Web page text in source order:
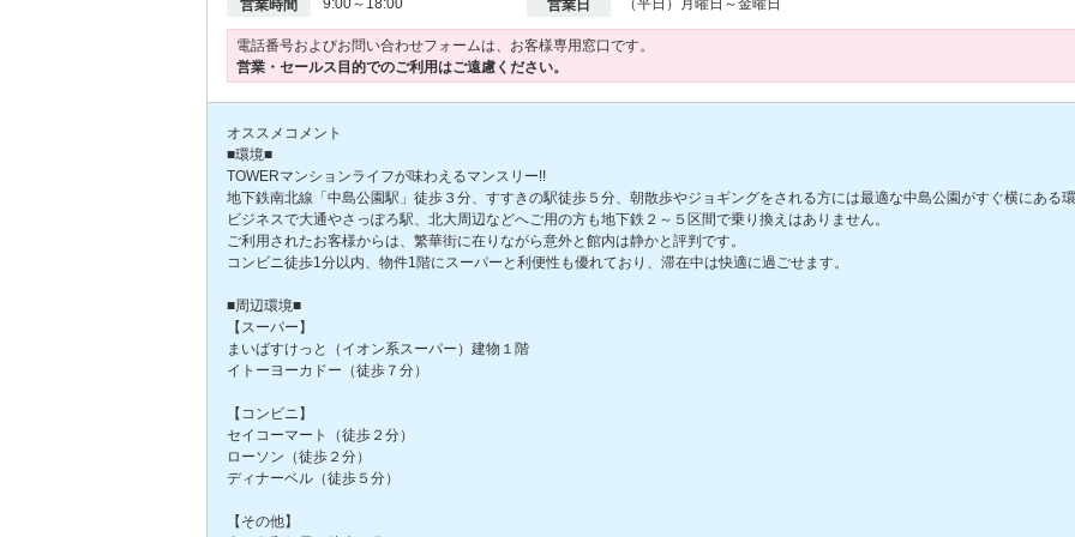
営業時間 9:00～18:00 営業日 （平日）月曜日～金曜日
電話番号およびお問い合わせフォームは、お客様専用窓口です。
営業・セールス目的でのご利用はご遠慮ください。
オススメコメント
■環境■
TOWERマンションライフが味わえるマンスリー!!
地下鉄南北線「中島公園駅」徒歩３分、すすきの駅徒歩５分、朝散歩やジョギングをされる方には最適な中島公園がすぐ横にある
ビジネスで大通やさっぽろ駅、北大周辺などへご用の方も地下鉄２～５区間で乗り換えはありません。
ご利用されたお客様からは、繁華街に在りながら意外と館内は静かと評判です。
コンビニ徒歩1分以内、物件1階にスーパーと利便性も優れており、滞在中は快適に過ごせます。
■周辺環境■
【スーパー】
まいばすけっと（イオン系スーパー）建物１階
イトーヨーカドー（徒歩７分）
【コンビニ】
セイコーマート（徒歩２分）
ローソン（徒歩２分）
ディナーベル（徒歩５分）
【その他】